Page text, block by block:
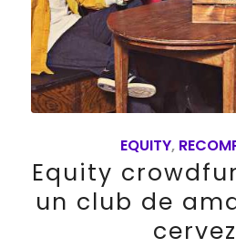
EQUITY,
Equity
un club de